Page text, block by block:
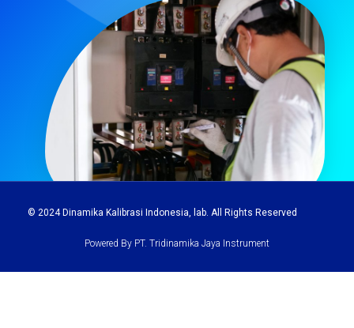
© 2024Dinamika Kalibrasi Indonesia , lab. All Rights Reserved
Powered By PT. Tridinamika Jaya Instrument